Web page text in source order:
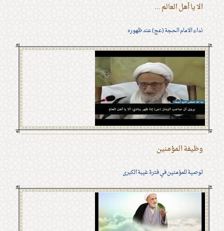
الا يا أهل العالم ...
نداء الامام الحجة (عج) عند ظهوره
وظيفة المؤمنين
توصية للمؤمنين في فترة غيبة الكبرى